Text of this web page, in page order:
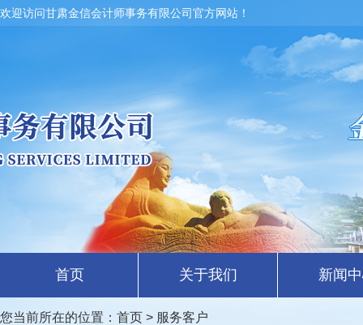
欢迎访问甘肃金信会计师事务有限公司官方网站！
首页 关于我们 新闻
您当前所在的位置： 首页 > 服务客户